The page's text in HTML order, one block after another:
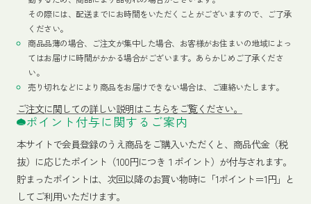
その際には、配送までにお時間をいただくことがございますので、ご了承
ください。
商品品薄の場合、ご注文が集中した場合、お客様がお住まいの地域によっ
てはお届けに時間がかかる場合がございます。あらかじめご了承くださ
い。
売り切れなどにより商品をお届けできない場合は、ご連絡いたします。
ご注文に関しての詳しい説明はこちらをご覧ください。
ポイント付与に関するご案内
本サイトで会員登録のうえ商品をご購入いただくと、商品代金（税
抜）に応じたポイント（100円につき１ポイント）が付与されます。
貯まったポイントは、次回以降のお買い物時に「1ポイント＝1円」と
してご利用いただけます。